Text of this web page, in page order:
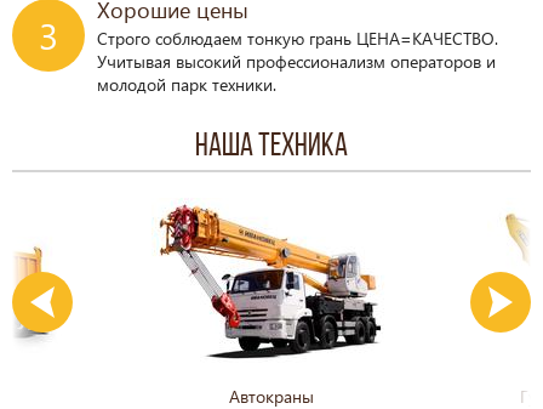
3
Хорошие цены
Строго соблюдаем тонкую грань ЦЕНА=КАЧЕСТВО.
Учитывая высокий профессионализм операторов и
молодой парк техники.
Наша техника
Автокраны